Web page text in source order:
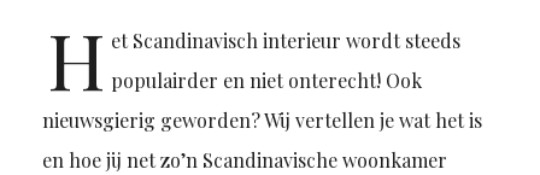
H et Scandinavisch interieur wordt steeds
populairder en niet onterecht! Ook
nieuwsgierig geworden? Wij vertellen je wat het is
en hoe jij net zo’n Scandinavische woonkamer